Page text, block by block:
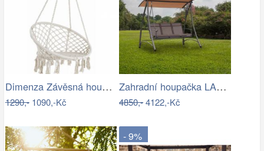
Dimenza Závěsná houpačka Ring
1290,-1090,-Kč
Zahradní houpačka LAMIA Tempo Kondela
4850,-4122,-Kč
- 9%